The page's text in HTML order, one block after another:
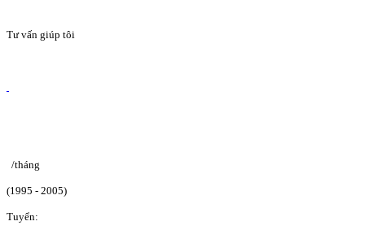
Tư vấn giúp tôi
/tháng
(1995 - 2005)
Tuyển: